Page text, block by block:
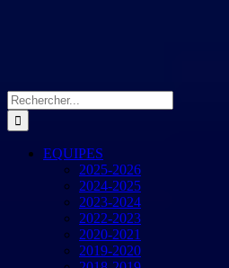
Rechercher:
EQUIPES
2025-2026
2024-2025
2023-2024
2022-2023
2020-2021
2019-2020